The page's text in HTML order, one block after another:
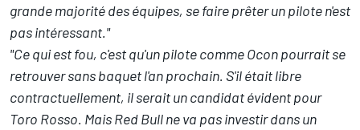
grande majorité des équipes, se faire prêter un pilote n'est
pas intéressant."
"Ce qui est fou, c'est qu'un pilote comme Ocon pourrait se
retrouver sans baquet l'an prochain. S'il était libre
contractuellement, il serait un candidat évident pour
Toro Rosso. Mais Red Bull ne va pas investir dans un